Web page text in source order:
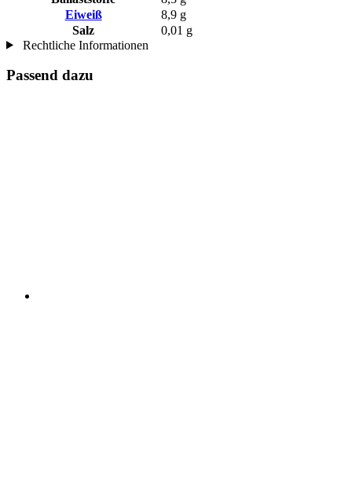
Eiweiß
8,9 g
Salz
0,01 g
Rechtliche Informationen
Passend dazu